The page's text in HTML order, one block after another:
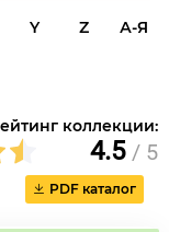
Y Z А-Я
коллекции:
4.5 / 5
PDF каталог